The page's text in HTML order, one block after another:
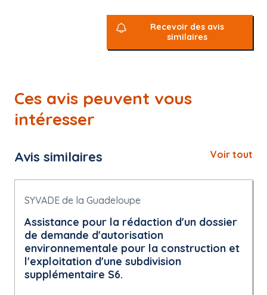
Recevoir des avis
similaires
Ces avis peuvent vous
intéresser
Avis similaires Voir tout
SYVADE de la Guadeloupe
Assistance pour la rédaction d'un dossier
de demande d'autorisation
environnementale pour la construction et
l'exploitation d'une subdivision
supplémentaire S6.